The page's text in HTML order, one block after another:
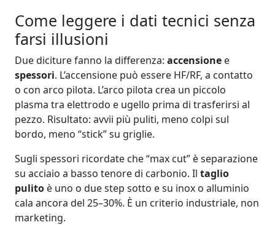
Come leggere i dati tecnici senza
farsi illusioni
Due diciture fanno la differenza: accensione e
spessori. L’accensione può essere HF/RF, a contatto
o con arco pilota. L’arco pilota crea un piccolo
plasma tra elettrodo e ugello prima di trasferirsi al
pezzo. Risultato: avvii più puliti, meno colpi sul
bordo, meno “stick” su griglie.
Sugli spessori ricordate che “max cut” è separazione
su acciaio a basso tenore di carbonio. Il taglio
pulito è uno o due step sotto e su inox o alluminio
cala ancora del 25–30%. È un criterio industriale, non
marketing.